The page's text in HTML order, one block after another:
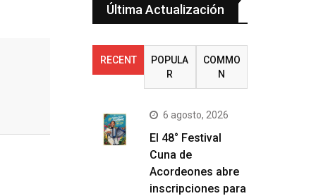
Última Actualización
RECENT
POPULA
R
COMMO
N
6 agosto, 2026
El 48° Festival
Cuna de
Acordeones abre
inscripciones para